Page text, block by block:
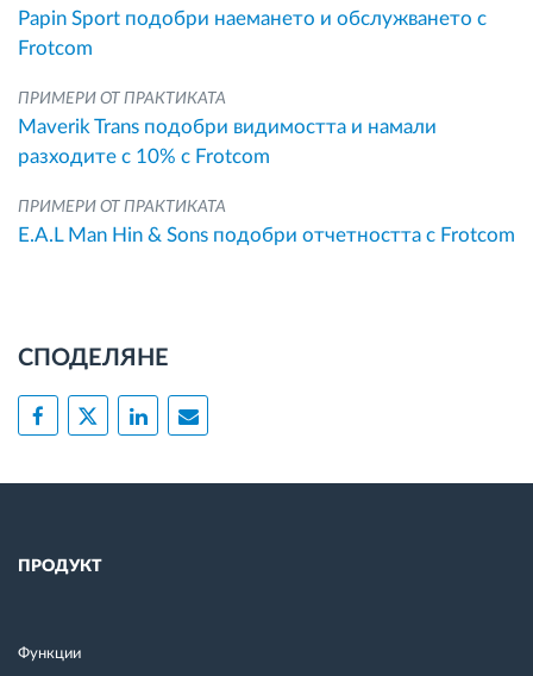
Papin Sport подобри наемането и обслужването с
Frotcom
ПРИМЕРИ ОТ ПРАКТИКАТА
Maverik Trans подобри видимостта и намали
разходите с 10% с Frotcom
ПРИМЕРИ ОТ ПРАКТИКАТА
E.A.L Man Hin & Sons подобри отчетността с Frotcom
СПОДЕЛЯНЕ
ПРОДУКТ
Функции